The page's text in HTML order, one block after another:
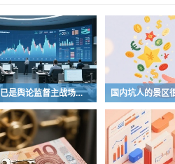
互联网已是舆论监督主战场，让我们用这五点珍惜它